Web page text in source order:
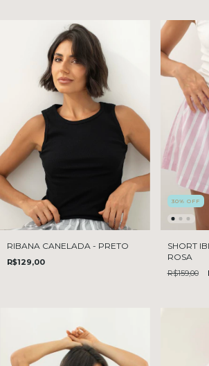
RIBANA CANELADA - PRETO
R$129,00
30% OFF
SHORT
ROSA
R$159,00